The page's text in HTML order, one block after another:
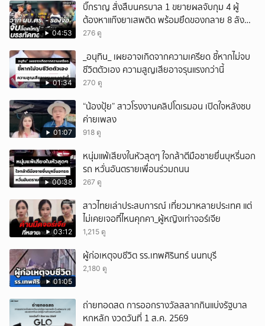
04:53
บิ๊กราญ สั่งสืบนครบาล 1 ขยายผลจับกุม 4 ผู้
ต้องหาแก๊งยาเสพติด พร้อมยึดของกลาย 8 ลัง
ส่งผ่านขนส่งเอกชนเข้า กทม.
276 ดู
01:34
_อนุทิน_ เผยอาจเกิดจากความเครียด ชี้หากไม่จบ
ชีวิตตัวเอง ความสูญเสียอาจรุนแรงกว่านี้
270 ดู
01:07
“น้องปุ้ย” สาวโรงงานคลิปโดเรมอน เปิดใจหลังซบ
ค่ายเพลง
918 ดู
00:38
หนุ่มแพ้เสียงในหัวสุดๆ ใจกล้าตีมือชายยื่นบุหรี่นอก
รถ หวั่นอันตรายเพื่อนร่วมถนน
267 ดู
03:12
สาวไทยเล่าประสบการณ์ เที่ยวมาหลายประเทศ แต่
ไม่เคยเจอที่ไหนคุกคา_ผู้หญิงเท่าจอร์เจีย
1,215 ดู
01:05
ผู้ก่อเหตุจบชีวิต รร.เทพศิรินทร์ นนทบุรี
2,180 ดู
ถ่ายทอดสด การออกรางวัลสลากกินแบ่งรัฐบาล
หกหลัก งวดวันที่ 1 ส.ค. 2569